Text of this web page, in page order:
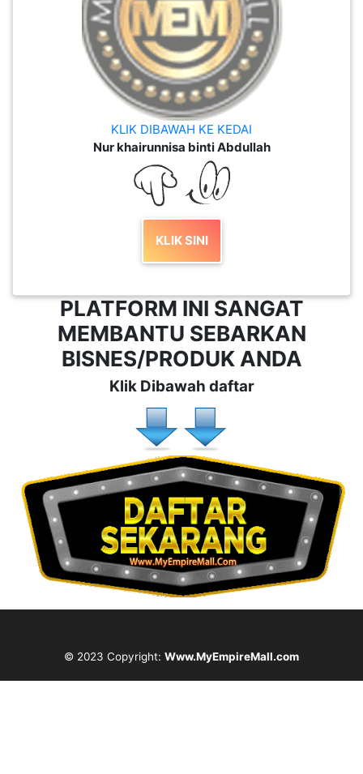
KLIK DIBAWAH KE KEDAI
Nur khairunnisa binti Abdullah
KLIK SINI
PLATFORM INI SANGAT
MEMBANTU SEBARKAN
BISNES/PRODUK ANDA
Klik Dibawah daftar
© 2023 Copyright: Www.MyEmpireMall.com